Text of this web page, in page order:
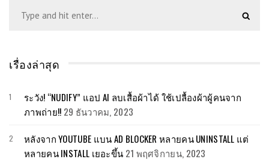
เรื่องล่าสุด
ระวัง! “NUDIFY” แอป AI ลบเสื้อผ้าได้ ใช้เปลื้องผ้าผู้คนจาก
ภาพถ่าย!! 29 ธันวาคม, 2023
หลังจาก YOUTUBE แบน AD BLOCKER หลายคน UNINSTALL แต่
หลายคน INSTALL เยอะขึ้น 21 พฤศจิกายน, 2023